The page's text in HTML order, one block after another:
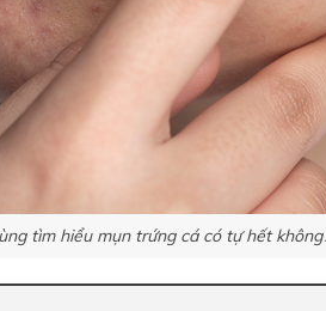
tìm hiểu mụn trứng cá có tự hết